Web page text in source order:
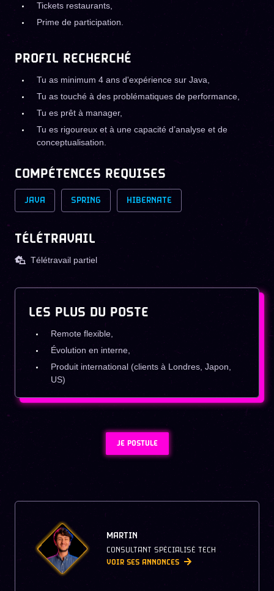
Tickets restaurants,
Prime de participation.
PROFIL RECHERCHÉ
Tu as minimum 4 ans d'expérience sur Java,
Tu as touché à des problématiques de performance,
Tu es prêt à manager,
Tu es rigoureux et à une capacité d’analyse et de
conceptualisation.
COMPÉTENCES REQUISES
JAVA SPRING HIBERNATE
TÉLÉTRAVAIL
Télétravail partiel
LES PLUS DU POSTE
Remote flexible,
Évolution en interne,
Produit international (clients à Londres, Japon,
US)
JE POSTULE
MARTIN
CONSULTANT SPÉCIALISÉ TECH
VOIR SES ANNONCES